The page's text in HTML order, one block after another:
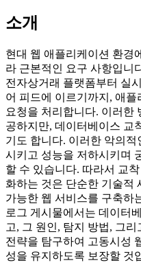
소개
현대 웹 애플리케이션 환경
라 근본적인 요구 사항입니
전자상거래 플랫폼부터 실
어 피드에 이르기까지, 애
요청을 처리합니다. 이러한
공하지만, 데이터베이스 교
기도 합니다. 이러한 악의
시키고 성능을 저하시키며
할 수 있습니다. 따라서 교
화하는 것은 단순한 기술적
가능한 웹 서비스를 구축하
로그 게시물에서는 데이터
고, 그 원인, 탐지 방법, 그
전략을 탐구하여 고동시성
성을 유지하도록 보장할 것